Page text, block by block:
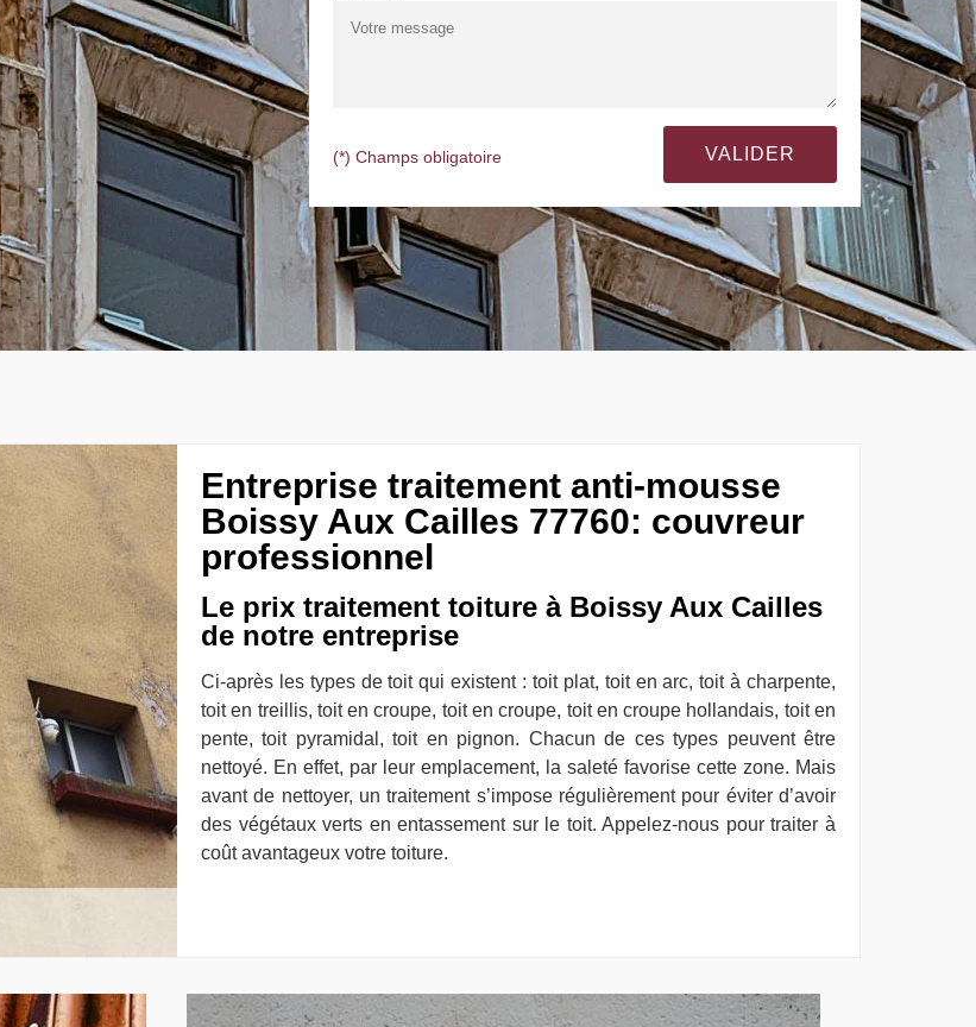
(*) Champs obligatoire
Entreprise traitement anti-mousse
Boissy Aux Cailles 77760: couvreur
professionnel
Le prix traitement toiture à Boissy Aux Cailles
de notre entreprise
Ci-après les types de toit qui existent : toit plat, toit en arc, toit à charpente,
toit en treillis, toit en croupe, toit en croupe, toit en croupe hollandais, toit en
pente, toit pyramidal, toit en pignon. Chacun de ces types peuvent être
nettoyé. En effet, par leur emplacement, la saleté favorise cette zone. Mais
avant de nettoyer, un traitement s’impose régulièrement pour éviter d’avoir
des végétaux verts en entassement sur le toit. Appelez-nous pour traiter à
coût avantageux votre toiture.